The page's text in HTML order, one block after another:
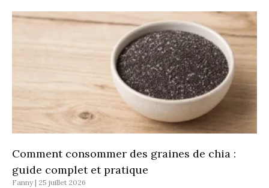
Comment consommer des graines de chia :
guide complet et pratique
Fanny 25 juillet 2026